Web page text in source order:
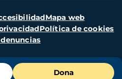
Dona
Mapa web
Política de cookies